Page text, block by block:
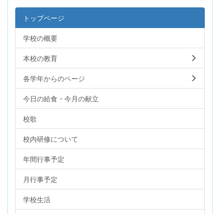
トップページ
学校の概要
本校の教育
各学年からのページ
今日の給食・今月の献立
校歌
校内研修について
年間行事予定
月行事予定
学校生活